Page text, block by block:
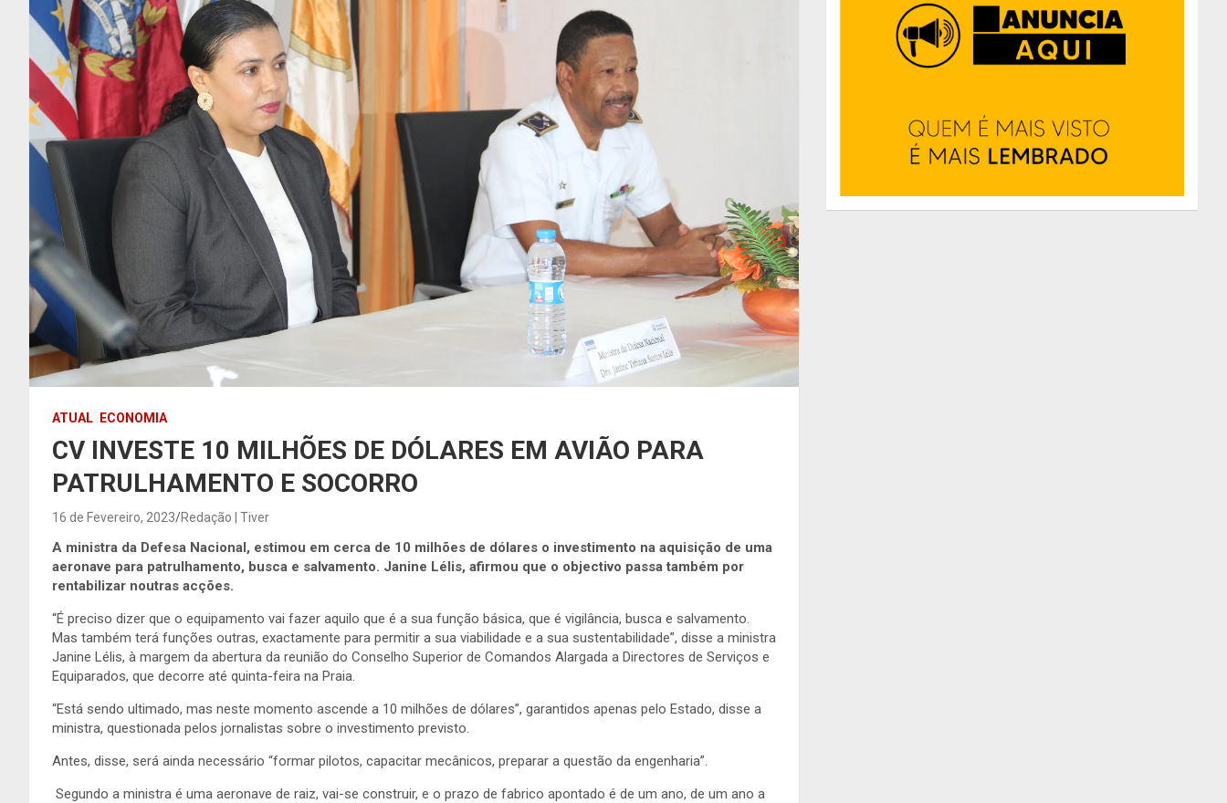
ATUAL ECONOMIA
CV INVESTE 10 MILHÕES DE DÓLARES EM AVIÃO PARA
PATRULHAMENTO E SOCORRO
16 de Fevereiro, 2023 Redação | Tiver
A ministra da Defesa Nacional, estimou em cerca de 10 milhões de dólares o investimento na aquisição de uma
aeronave para patrulhamento, busca e salvamento. Janine Lélis, afirmou que o objectivo passa também por
rentabilizar noutras acções.
“É preciso dizer que o equipamento vai fazer aquilo que é a sua função básica, que é vigilância, busca e salvamento.
Mas também terá funções outras, exactamente para permitir a sua viabilidade e a sua sustentabilidade”, disse a ministra
Janine Lélis, à margem da abertura da reunião do Conselho Superior de Comandos Alargada a Directores de Serviços e
Equiparados, que decorre até quinta-feira na Praia.
“Está sendo ultimado, mas neste momento ascende a 10 milhões de dólares”, garantidos apenas pelo Estado, disse a
ministra, questionada pelos jornalistas sobre o investimento previsto.
Antes, disse, será ainda necessário “formar pilotos, capacitar mecânicos, preparar a questão da engenharia”.
Segundo a ministra é uma aeronave de raiz, vai-se construir, e o prazo de fabrico apontado é de um ano, de um ano a